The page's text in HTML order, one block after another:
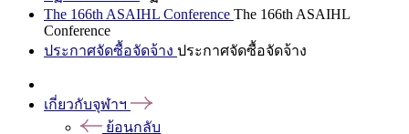
The 166th ASAIHL Conference The 166th ASAIHL
Conference
ประกาศจัดซื้อจัดจ้าง ประกาศจัดซื้อจัดจ้าง
เกี่ยวกับจุฬาฯ
ย้อนกลับ